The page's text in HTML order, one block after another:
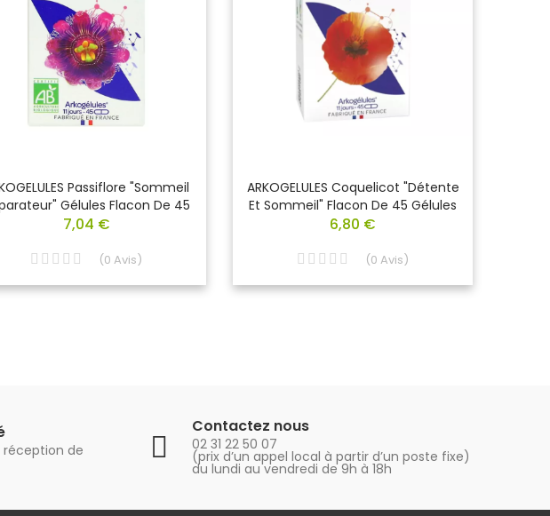
Passiflore "Sommeil
Gélules Flacon De 45
7,04 €
(0 Avis)
ARKOGELULES Coquelicot "Détente
Et Sommeil" Flacon De 45 Gélules
6,80 €
(0 Avis)
réception de
Contactez nous
02 31 22 50 07
(prix d’un appel local à partir d’un poste fixe)
du lundi au vendredi de 9h à 18h